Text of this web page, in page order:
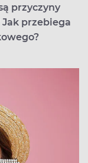
przyczyny
przebiega